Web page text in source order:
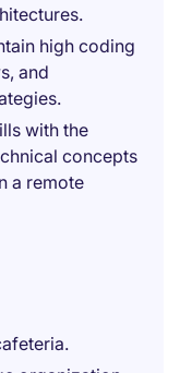
high coding
and
with the
concepts
a remote